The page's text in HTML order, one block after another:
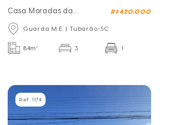
Casa Moradas da
Guarda
R$ 420.000
Guarda M.E. | Tubarão-SC
84m² 3 1
Ref. 1174